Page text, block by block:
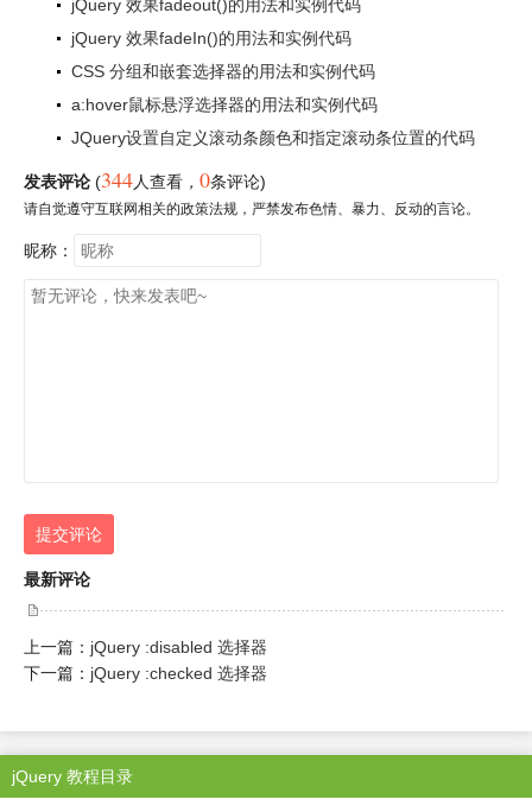
jQuery 效果fadeout()的用法和实例代码
jQuery 效果fadeIn()的用法和实例代码
CSS 分组和嵌套选择器的用法和实例代码
a:hover鼠标悬浮选择器的用法和实例代码
JQuery设置自定义滚动条颜色和指定滚动条位置的代码
发表评论 (344人查看 ， 0条评论)
请自觉遵守互联网相关的政策法规，严禁发布色情、暴力、反动的言论。
昵称：
提交评论
最新评论
上一篇： jQuery :disabled 选择器
下一篇： jQuery :checked 选择器
jQuery 教程目录